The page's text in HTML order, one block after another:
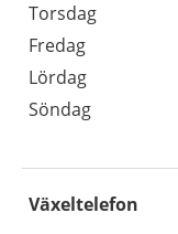
Torsdag
Fredag
Lördag
Söndag
Växeltelefon